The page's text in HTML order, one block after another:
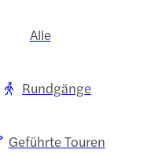
Alle
Rundgänge
Geführte Touren